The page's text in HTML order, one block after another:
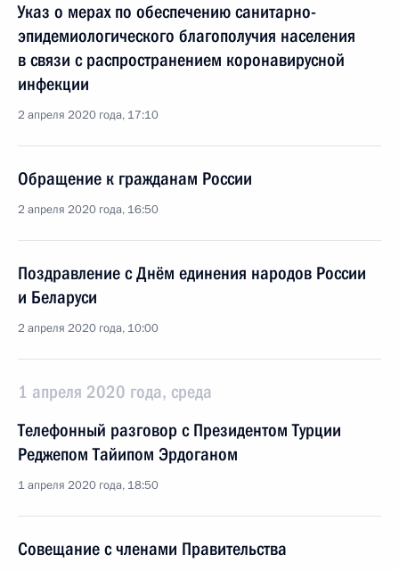
Указ о мерах по обеспечению санитарно-
эпидемиологического благополучия населения
в связи с распространением коронавирусной
инфекции
2 апреля 2020 года, 17:10
Обращение к гражданам России
2 апреля 2020 года, 16:50
Поздравление с Днём единения народов России
и Беларуси
2 апреля 2020 года, 10:00
1 апреля 2020 года, среда
Телефонный разговор с Президентом Турции
Реджепом Тайипом Эрдоганом
1 апреля 2020 года, 18:50
Совещание с членами Правительства